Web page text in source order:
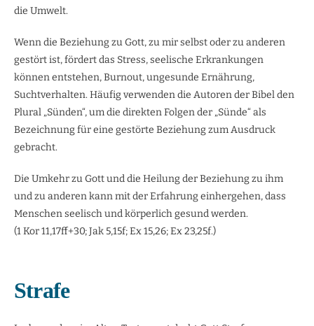
die Umwelt.
Wenn die Beziehung zu Gott, zu mir selbst oder zu anderen
gestört ist, fördert das Stress, seelische Erkrankungen
können entstehen, Burnout, ungesunde Ernährung,
Suchtverhalten. Häufig verwenden die Autoren der Bibel den
Plural „Sünden“, um die direkten Folgen der „Sünde“ als
Bezeichnung für eine gestörte Beziehung zum Ausdruck
gebracht.
Die Umkehr zu Gott und die Heilung der Beziehung zu ihm
und zu anderen kann mit der Erfahrung einhergehen, dass
Menschen seelisch und körperlich gesund werden.
(1 Kor 11,17ff+30; Jak 5,15f; Ex 15,26; Ex 23,25f.)
Strafe